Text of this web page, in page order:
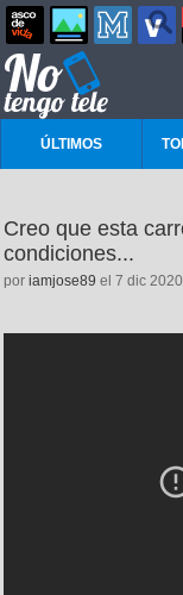
ÚLTIMOS
Creo que esta
condiciones...
por iamjose89 el 7 dic